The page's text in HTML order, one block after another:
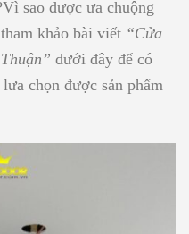
sao được ưa chuộng
khảo bài viết “Cửa
dưới đây để có
chọn được sản phẩm